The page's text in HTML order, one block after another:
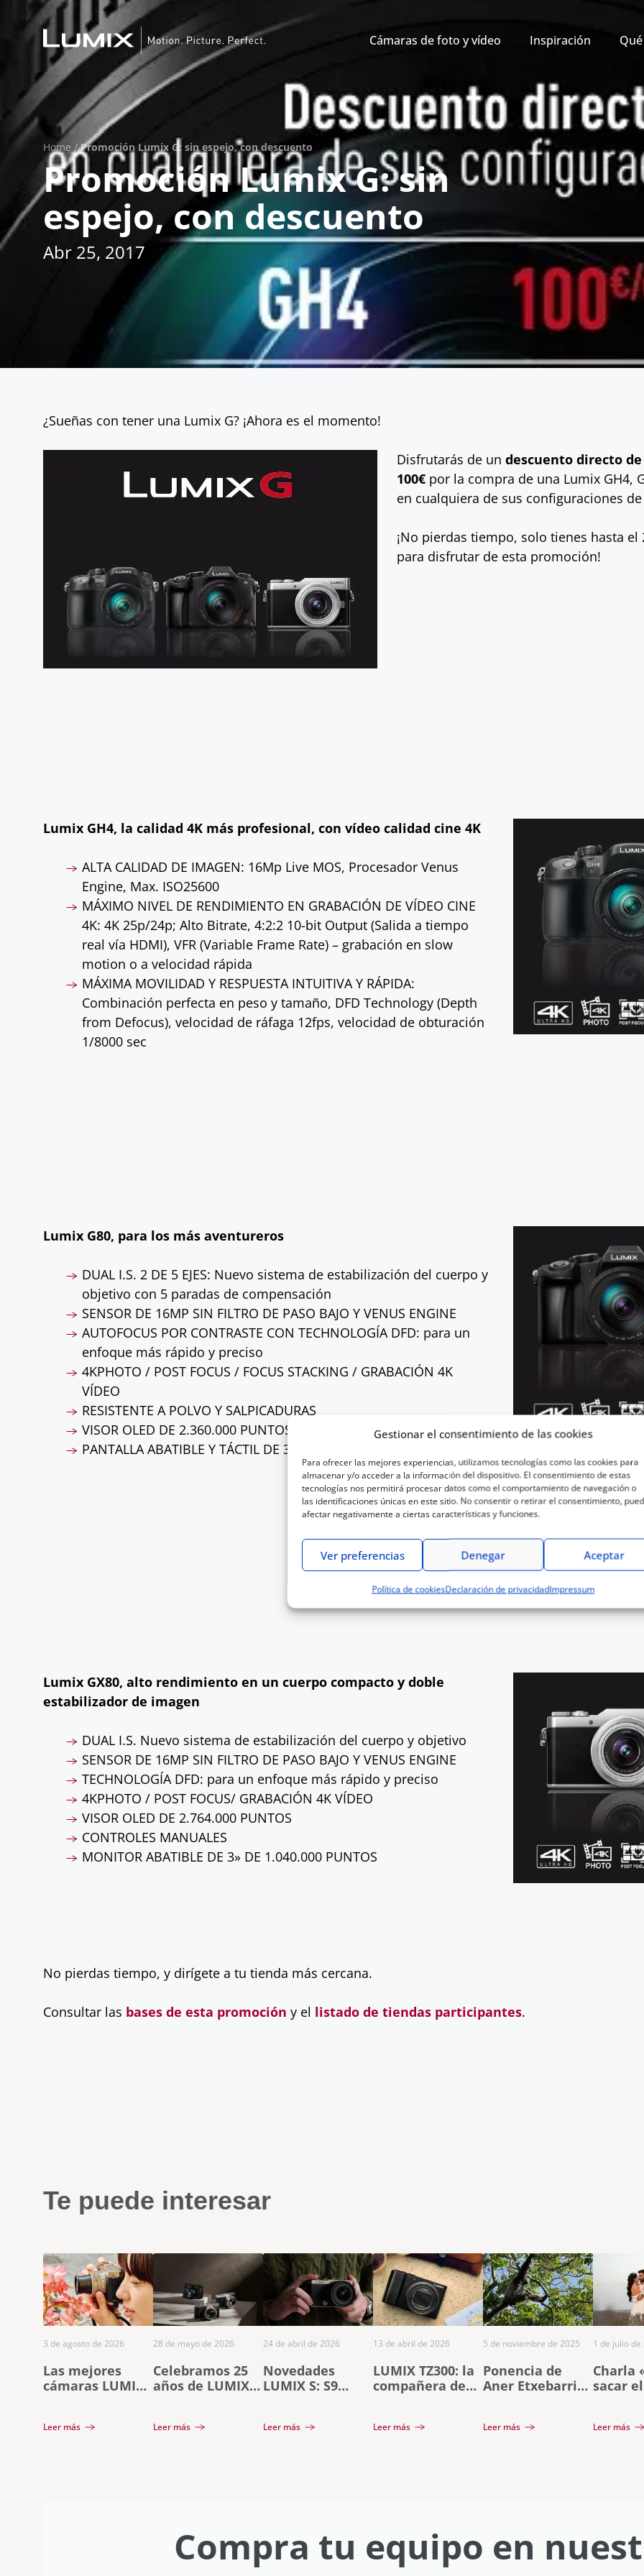
Gestionar el consentimiento de las cookies
Para ofrecer las mejores experiencias, utilizamos tecnologías como las cookies para
almacenar y/o acceder a la información del dispositivo. El consentimiento de estas
tecnologías nos permitirá procesar datos como el comportamiento de navegación o
las identificaciones únicas en este sitio. No consentir o retirar el consentimiento,
afectar negativamente a ciertas características y funciones.
Aceptar
Denegar
Ver preferencias
Política de cookiesDeclaración de privacidadImpressum
Cámaras de foto y vídeo Inspiración
Home /Promoción Lumix G: sin espejo, con descuento
Promoción Lumix G: sin
espejo, con descuento
Abr 25, 2017
¿Sueñas con tener una Lumix G? ¡Ahora es el momento!
Disfrutarás de un descuento directo
100€ por la compra de una Lumix GH4,
en cualquiera de sus configuraciones
¡No pierdas tiempo, solo tienes hasta el
para disfrutar de esta promoción!
Lumix GH4, la calidad 4K más profesional, con vídeo calidad cine 4K
ALTA CALIDAD DE IMAGEN: 16Mp Live MOS, Procesador Venus
Engine, Max. ISO25600
MÁXIMO NIVEL DE RENDIMIENTO EN GRABACIÓN DE VÍDEO CINE
4K: 4K 25p/24p; Alto Bitrate, 4:2:2 10-bit Output (Salida a tiempo
real vía HDMI), VFR (Variable Frame Rate) – grabación en slow
motion o a velocidad rápida
MÁXIMA MOVILIDAD Y RESPUESTA INTUITIVA Y RÁPIDA:
Combinación perfecta en peso y tamaño, DFD Technology (Depth
from Defocus), velocidad de ráfaga 12fps, velocidad de obturación
1/8000 sec
Lumix G80, para los más aventureros
DUAL I.S. 2 DE 5 EJES: Nuevo sistema de estabilización del cuerpo y
objetivo con 5 paradas de compensación
SENSOR DE 16MP SIN FILTRO DE PASO BAJO Y VENUS ENGINE
AUTOFOCUS POR CONTRASTE CON TECHNOLOGÍA DFD: para un
enfoque más rápido y preciso
4KPHOTO / POST FOCUS / FOCUS STACKING / GRABACIÓN 4K
VÍDEO
RESISTENTE A POLVO Y SALPICADURAS
VISOR OLED DE 2.360.000 PUNTOS
PANTALLA ABATIBLE Y TÁCTIL DE 3» DE 1.040.000 PUNTOS
Lumix GX80, alto rendimiento en un cuerpo compacto y doble
estabilizador de imagen
DUAL I.S. Nuevo sistema de estabilización del cuerpo y objetivo
SENSOR DE 16MP SIN FILTRO DE PASO BAJO Y VENUS ENGINE
TECHNOLOGÍA DFD: para un enfoque más rápido y preciso
4KPHOTO / POST FOCUS/ GRABACIÓN 4K VÍDEO
VISOR OLED DE 2.764.000 PUNTOS
CONTROLES MANUALES
MONITOR ABATIBLE DE 3» DE 1.040.000 PUNTOS
No pierdas tiempo, y dirígete a tu tienda más cercana.
Consultar las bases de esta promoción y el listado de tiendas participantes.
Te puede interesar
Las mejores
cámaras LUMIX
este verano
Leer más
3 de agosto de 2026
Celebramos 25
años de LUMIX
diseño premium
Leer más
28 de mayo de 2026
Novedades
LUMIX S: S9
F2
Leer más
24 de abril de 2026
LUMIX TZ300: la
compañera de
formato de
Leer más
13 de abril de 2026
Ponencia de
Aner Etxebarria
Leer más
5 de noviembre de 2025
Charla
sacar
Javier
Leer más
1 de julio de
Compra tu equipo en